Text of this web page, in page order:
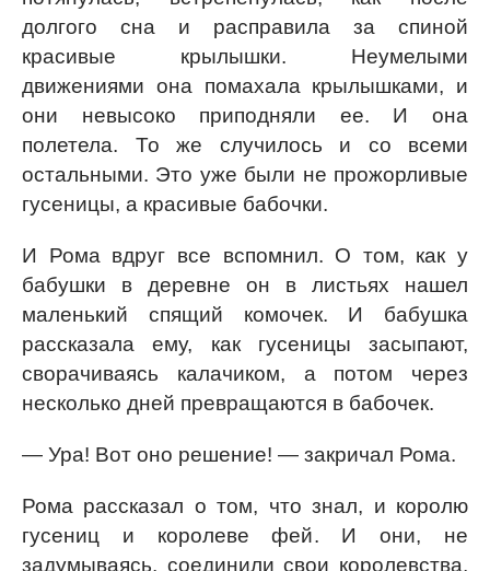
долгого сна и расправила за спиной
красивые крылышки. Неумелыми
движениями она помахала крылышками, и
они невысоко приподняли ее. И она
полетела. То же случилось и со всеми
остальными. Это уже были не прожорливые
гусеницы, а красивые бабочки.
И Рома вдруг все вспомнил. О том, как у
бабушки в деревне он в листьях нашел
маленький спящий комочек. И бабушка
рассказала ему, как гусеницы засыпают,
сворачиваясь калачиком, а потом через
несколько дней превращаются в бабочек.
— Ура! Вот оно решение! — закричал Рома.
Рома рассказал о том, что знал, и королю
гусениц и королеве фей. И они, не
задумываясь, соединили свои королевства,